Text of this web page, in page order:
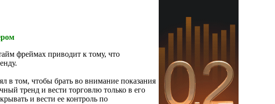
фреймах приводит к тому, что
в том, чтобы брать во внимание показания
тренд и вести торговлю только в его
и вести ее контроль по